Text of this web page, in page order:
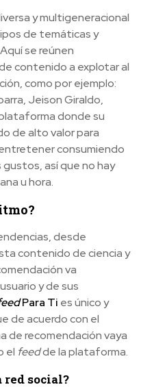
y multigeneracional
de temáticas y
se reúnen
contenido a explotar al
como por ejemplo:
Jeison Giraldo,
donde su
de alto valor para
consumiendo
así que no hay
u hora.
desde
contenido de ciencia y
va
y de sus
Para Ti es único y
de acuerdo con el
de recomendación vaya
el feedde la plataforma.
red social?